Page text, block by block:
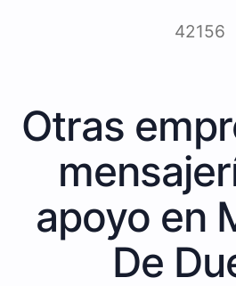
42156
Otras
apoyo en
De